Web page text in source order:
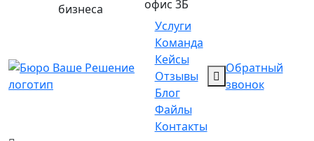
бизнеса
офис 3Б
Услуги
Команда
Кейсы
Отзывы
Блог
Файлы
Контакты
Обратный
звонок